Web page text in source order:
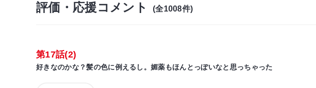
評価・応援コメント (全1008件)
第17話(2)
好きなのかな？髪の色に例えるし。媚薬もほんとっぽいなと思っちゃった